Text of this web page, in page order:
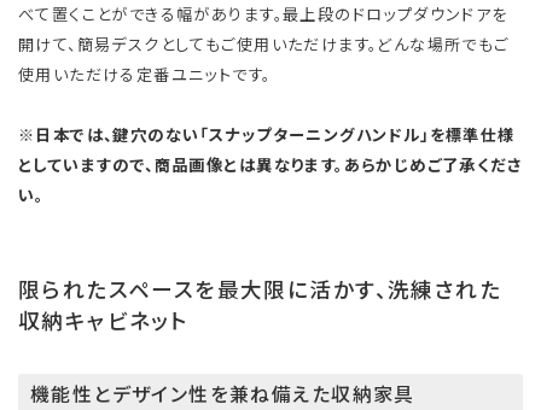
べて置くことができる幅があります。最上段のドロップダウンドアを
開けて、簡易デスクとしてもご使用いただけます。どんな場所でもご
使用いただける定番ユニットです。
※日本では、鍵穴のない「スナップターニングハンドル」を標準仕様
としていますので、商品画像とは異なります。あらかじめご了承くださ
い。
限られたスペースを最大限に活かす、洗練された
収納キャビネット
機能性とデザイン性を兼ね備えた収納家具